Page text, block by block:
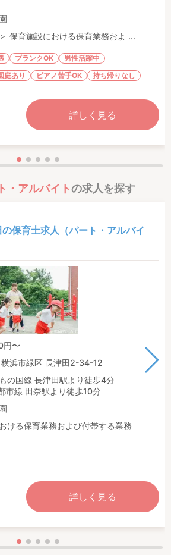
保育施設における保育業務およ ...
ブランクOK
男性活躍中
庭あり ピアノ苦手OK 持ち帰りなし
詳しく見る
・アルバイトの求人を探す
保育士求人（パート・アルバイ
円〜
浜市緑区 長津田2-34-12
の国線 長津田駅より徒歩4分
市線 田奈駅より徒歩10分
ける保育業務および付帯する業務
詳しく見る